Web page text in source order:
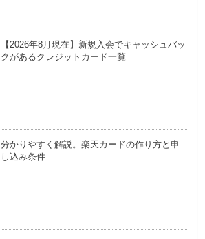
【2026年8月現在】新規入会でキャッシュバッ
クがあるクレジットカード一覧
分かりやすく解説。楽天カードの作り方と申
し込み条件